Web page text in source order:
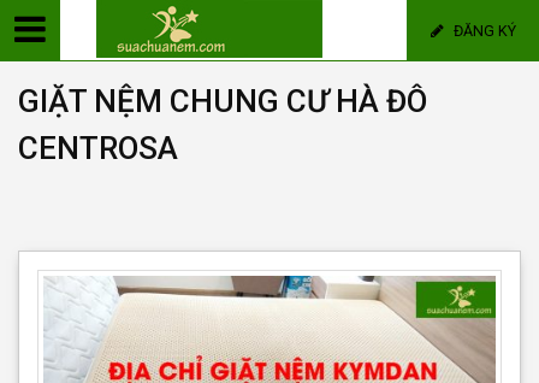
ĐĂNG KÝ
GIẶT NỆM CHUNG CƯ HÀ ĐÔ
CENTROSA